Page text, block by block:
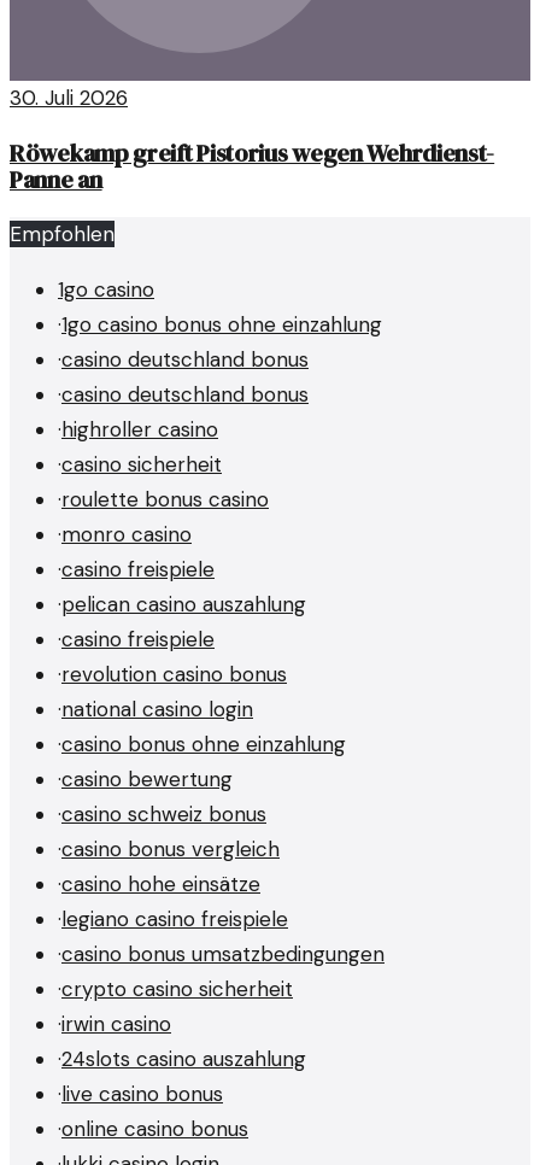
30. Juli 2026
Röwekamp greift Pistorius wegen Wehrdienst-
Panne an
Empfohlen
1go casino
·1go casino bonus ohne einzahlung
·casino deutschland bonus
·casino deutschland bonus
·highroller casino
·casino sicherheit
·roulette bonus casino
·monro casino
·casino freispiele
·pelican casino auszahlung
·casino freispiele
·revolution casino bonus
·national casino login
·casino bonus ohne einzahlung
·casino bewertung
·casino schweiz bonus
·casino bonus vergleich
·casino hohe einsätze
·legiano casino freispiele
·casino bonus umsatzbedingungen
·crypto casino sicherheit
·irwin casino
·24slots casino auszahlung
·live casino bonus
·online casino bonus